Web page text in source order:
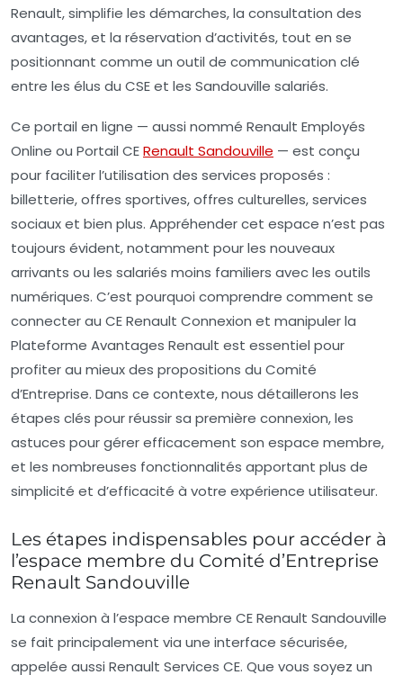
Renault, simplifie les démarches, la consultation des
avantages, et la réservation d’activités, tout en se
positionnant comme un outil de communication clé
entre les élus du CSE et les Sandouville salariés.
Ce portail en ligne — aussi nommé Renault Employés
Online ou Portail CERenault Sandouville — est conçu
pour faciliter l’utilisation des services proposés :
billetterie, offres sportives, offres culturelles, services
sociaux et bien plus. Appréhender cet espace n’est pas
toujours évident, notamment pour les nouveaux
arrivants ou les salariés moins familiers avec les outils
numériques. C’est pourquoi comprendre comment se
connecter au CE Renault Connexion et manipuler la
Plateforme Avantages Renault est essentiel pour
profiter au mieux des propositions du Comité
d’Entreprise. Dans ce contexte, nous détaillerons les
étapes clés pour réussir sa première connexion, les
astuces pour gérer efficacement son espace membre,
et les nombreuses fonctionnalités apportant plus de
simplicité et d’efficacité à votre expérience utilisateur.
Les étapes indispensables pour accéder à
l’espace membre du Comité d’Entreprise
Renault Sandouville
La connexion à l’espace membre CE Renault Sandouville
se fait principalement via une interface sécurisée,
appelée aussi Renault Services CE. Que vous soyez un